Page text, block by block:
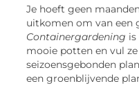
Je hoeft geen
uitkomen om van een
Containergardening is
mooie potten en vul
seizoensgebonden
een groenblijvende